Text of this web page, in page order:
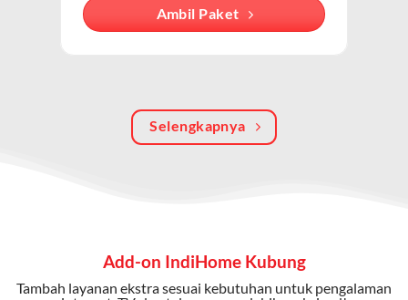
Dengan paket ini, Anda bisa menikmati hiburan TV
berkualitas, internet cepat, dan komunikasi telepon
Internet Cepat:
Kecepatan wifi IndiHome ini mencapai
kuota tertentu.
Ambil Paket
Selengkapnya
Add-on IndiHome Kubung
Tambah layanan ekstra sesuai kebutuhan untuk pengalaman